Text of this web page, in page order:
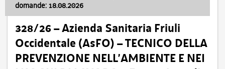
domande: 18.08.2026
328/26 – Azienda Sanitaria Friuli
Occidentale (AsFO) – TECNICO DELLA
PREVENZIONE NELL’AMBIENTE E NEI